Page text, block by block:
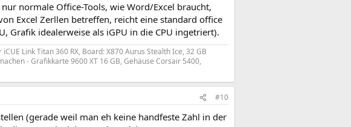
normale Office-Tools, wie Word/Excel braucht,
Excel Zerllen betreffen, reicht eine standard office
Grafik idealerweise als iGPU in die CPU ingetriert).
Link Titan 360 RX, Board: X870 Aurus Stealth Ice, 32 GB
- Grafikkarte 9600 XT 16 GB, Gehäuse Corsair 5400,
#10
(gerade weil man eh keine handfeste Zahl in der